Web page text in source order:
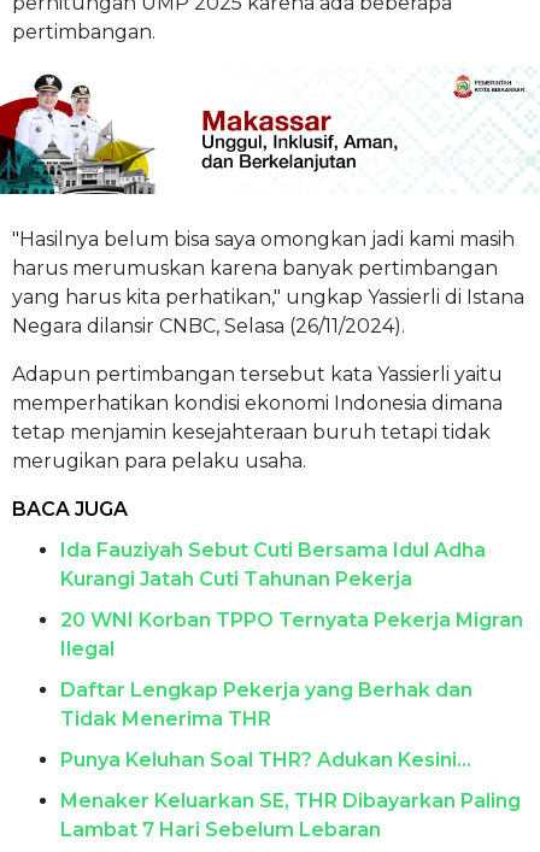
pertimbangan.
"Hasilnya belum bisa saya omongkan jadi kami masih
harus merumuskan karena banyak pertimbangan
yang harus kita perhatikan," ungkap Yassierli di Istana
Negara dilansir CNBC, Selasa (26/11/2024).
Adapun pertimbangan tersebut kata Yassierli yaitu
memperhatikan kondisi ekonomi Indonesia dimana
tetap menjamin kesejahteraan buruh tetapi tidak
merugikan para pelaku usaha.
BACA JUGA
Ida Fauziyah Sebut Cuti Bersama Idul Adha
Kurangi Jatah Cuti Tahunan Pekerja
20 WNI Korban TPPO Ternyata Pekerja Migran
Ilegal
Daftar Lengkap Pekerja yang Berhak dan
Tidak Menerima THR
Punya Keluhan Soal THR? Adukan Kesini...
Menaker Keluarkan SE, THR Dibayarkan Paling
Lambat 7 Hari Sebelum Lebaran